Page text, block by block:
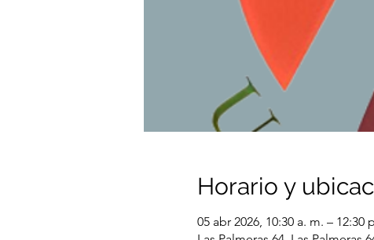
Horario y
05 abr 2026, 10:30 a. m. – 12:30